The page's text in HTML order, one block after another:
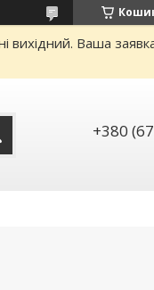
вихідний. Ваша
+380